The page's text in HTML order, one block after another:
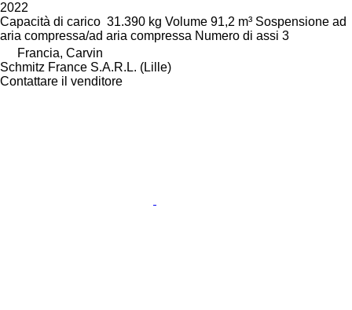
2022
Capacità di carico 31.390 kg Volume 91,2 m³ Sospensione ad
aria compressa/ad aria compressa Numero di assi 3
Francia, Carvin
Schmitz France S.A.R.L. (Lille)
Contattare il venditore